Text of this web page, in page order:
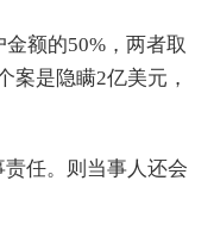
额的50%，两者取
案是隐瞒2亿美元，
任。则当事人还会